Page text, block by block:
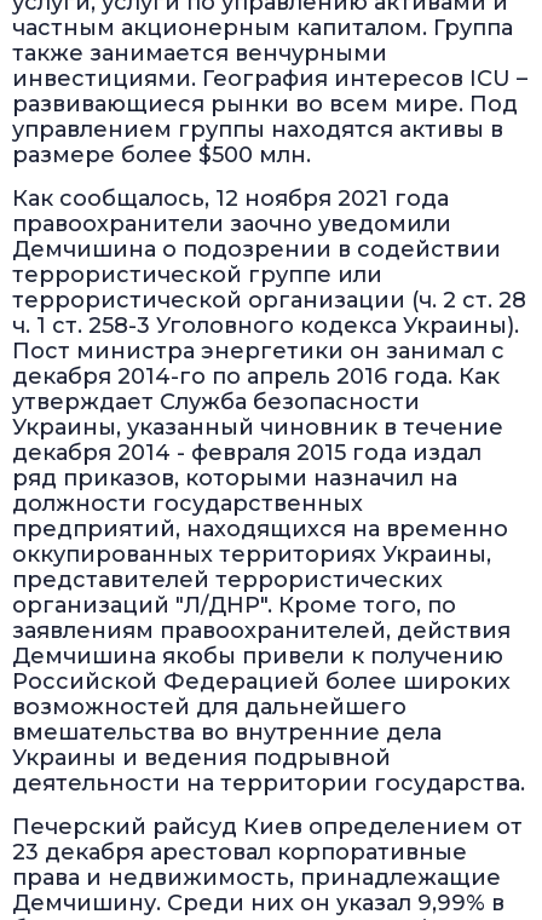
частным акционерным капиталом. Группа
также занимается венчурными
инвестициями. География интересов ICU –
развивающиеся рынки во всем мире. Под
управлением группы находятся активы в
размере более $500 млн.
Как сообщалось, 12 ноября 2021 года
правоохранители заочно уведомили
Демчишина о подозрении в содействии
террористической группе или
террористической организации (ч. 2 ст. 28
ч. 1 ст. 258-3 Уголовного кодекса Украины).
Пост министра энергетики он занимал с
декабря 2014-го по апрель 2016 года. Как
утверждает Служба безопасности
Украины, указанный чиновник в течение
декабря 2014 - февраля 2015 года издал
ряд приказов, которыми назначил на
должности государственных
предприятий, находящихся на временно
оккупированных территориях Украины,
представителей террористических
организаций "Л/ДНР". Кроме того, по
заявлениям правоохранителей, действия
Демчишина якобы привели к получению
Российской Федерацией более широких
возможностей для дальнейшего
вмешательства во внутренние дела
Украины и ведения подрывной
деятельности на территории государства.
Печерский райсуд Киев определением от
23 декабря арестовал корпоративные
права и недвижимость, принадлежащие
Демчишину. Среди них он указал 9,99% в